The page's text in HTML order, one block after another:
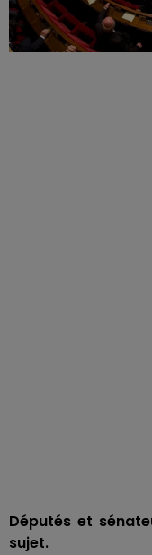
Députés et
sujet.